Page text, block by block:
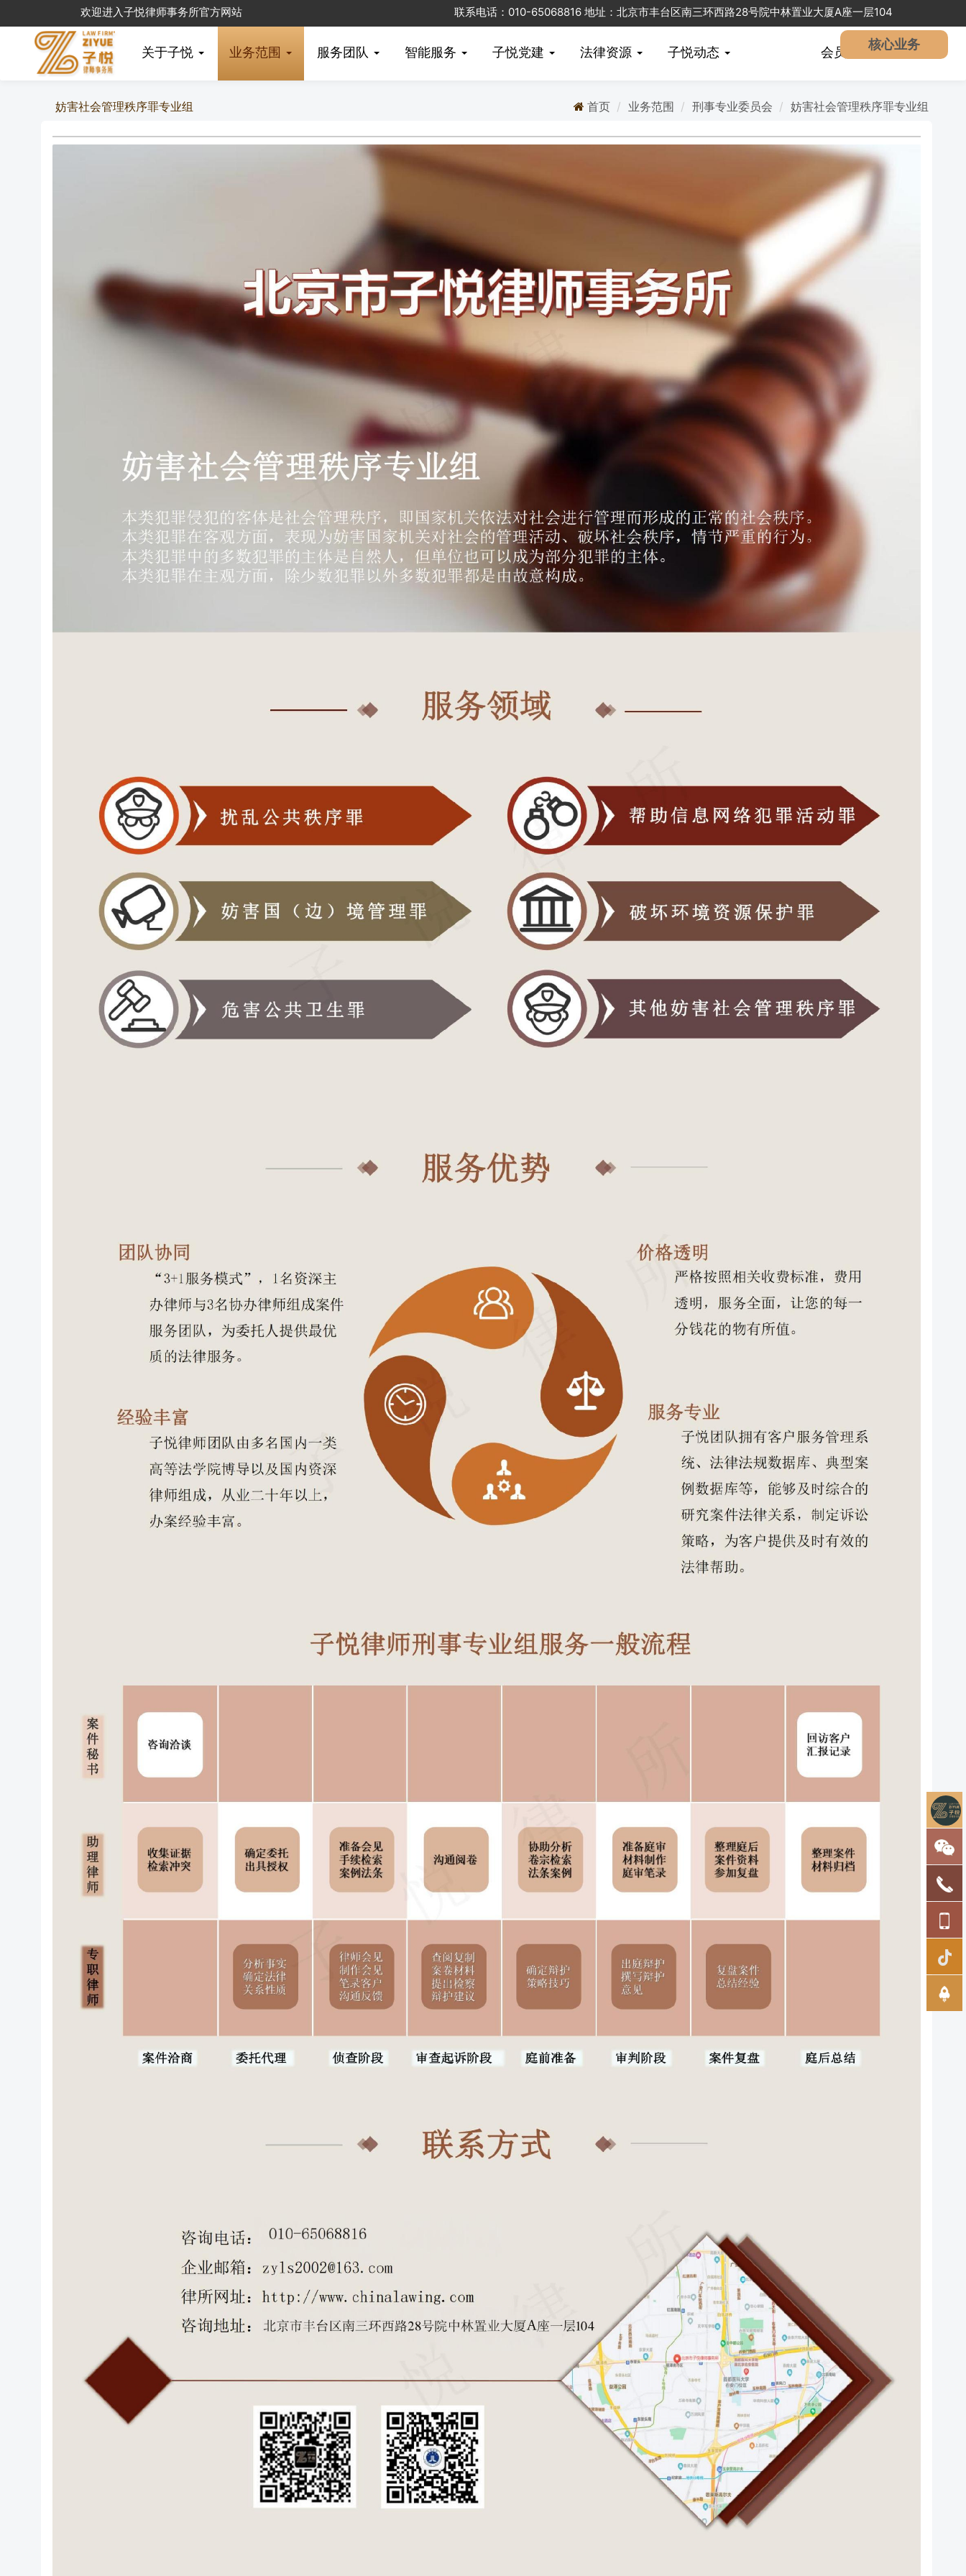
欢迎进入子悦律师事务所官方网站 联系电话：010-65068816 地址：北京市丰台区南三环西路28号院中林置业大厦A座一层104
核心业务
关于子悦 业务范围 服务团队 智能服务 子悦党建 法律资源 子悦动态 会员 中心
妨害社会管理秩序罪专业组 首页 业务范围 刑事专业委员会 妨害社会管理秩序罪专业组